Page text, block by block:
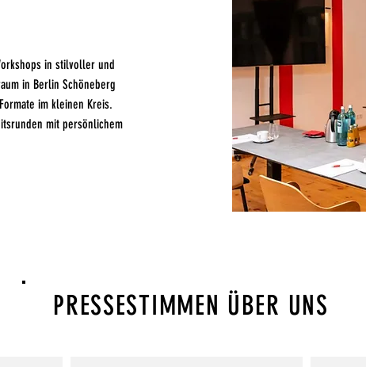
in stilvoller und
in Berlin Schöneberg
im kleinen Kreis.
mit persönlichem
PRESSESTIMMEN ÜBER UNS